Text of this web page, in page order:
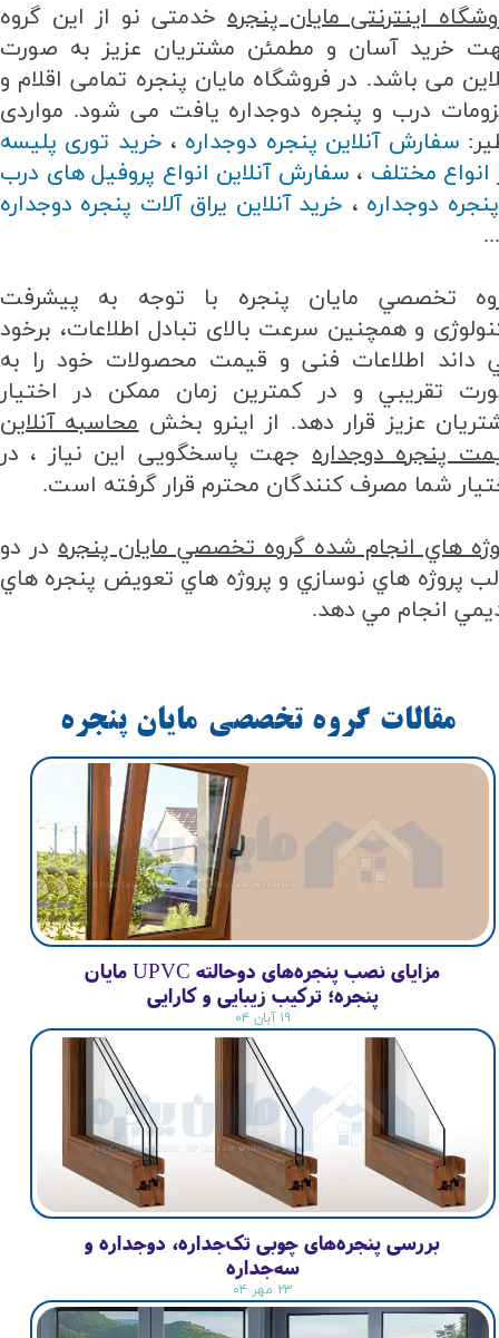
اینترنتی مایان پنجره خدمتی نو از این گروه
خرید آسان و مطمئن مشتریان عزیز به صورت
می باشد. در فروشگاه مایان پنجره تمامی اقلام و
درب و پنجره دوجداره یافت می شود. مواردی
سفارش آنلاین پنجره دوجداره ، خرید توری پلیسه
انواع مختلف ، سفارش آنلاین انواع پروفیل های درب
دوجداره ، خرید آنلاین یراق آلات پنجره دوجداره
تخصصي مايان پنجره با توجه به پیشرفت
و همچنين سرعت بالای تبادل اطلاعات، برخود
داند اطلاعات فنی و قیمت محصولات خود را به
تقريبي و در کمترین زمان ممکن در اختیار
عزیز قرار دهد. از اینرو بخشمحاسبه آنلاين
پنجره دوجداره جهت پاسخگويی این نیاز ، در
شما مصرف کنندگان محترم قرار گرفته است.
هاي انجام شده گروه تخصصي مايان پنجره در دو
پروژه هاي نوسازي و پروژه هاي تعويض پنجره هاي
انجام مي دهد.
مزایای نصب پنجره‌های دوحالته UPVC مایان
پنجره؛ ترکیب زیبایی و کارایی
۱۹ آبان ۰۴
بررسی پنجره‌های چوبی تک‌جداره، دوجداره و
سه‌جداره
۲۳ مهر ۰۴
مقالات گروه تخصصي مايان پنجره